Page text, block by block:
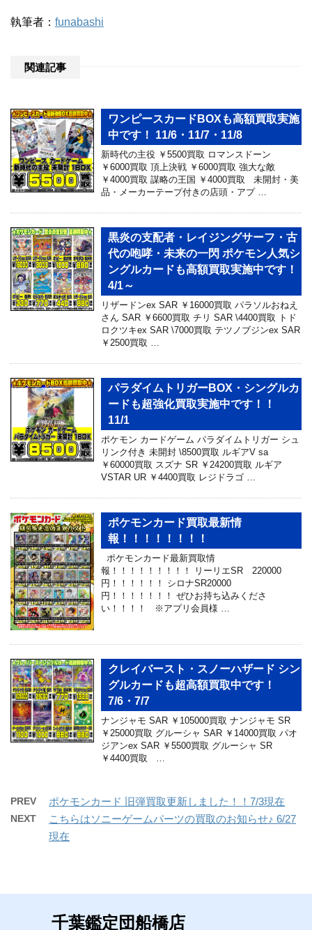
執筆者： funabashi
関連記事
ワンピースカードBOXも高額買取実施
中です！ 11/6・11/7・11/8
新時代の主役 ￥5500買取 ロマンスドーン
￥6000買取 頂上決戦 ￥6000買取 強大な敵
￥4000買取 謀略の王国 ￥4000買取 未開封・美
品・メーカーテープ付きの店頭・アプ …
黒炎の支配者・レイジングサーフ・古
代の咆哮・未来の一閃 ポケモン人気シ
ングルカードも高額買取実施中です！
4/1～
リザードンex SAR ￥16000買取 パラソルおねえ
さん SAR ￥6600買取 チリ SAR \4400買取 トド
ロクツキex SAR \7000買取 テツノブジンex SAR
￥2500買取 …
パラダイムトリガーBOX・シングルカ
ードも超強化買取実施中です！！
11/1
ポケモン カードゲーム パラダイムトリガー シュ
リンク付き 未開封 \8500買取 ルギアV sa
￥60000買取 スズナ SR ￥24200買取 ルギア
VSTAR UR ￥4400買取 レジドラゴ …
ポケモンカード買取最新情
報！！！！！！！！
ポケモンカード最新買取情
報！！！！！！！！！ リーリエSR 220000
円！！！！！！ シロナSR20000
円！！！！！！！ ぜひお持ち込みくださ
い！！！！ ※アプリ会員様 …
クレイバースト・スノーハザード シン
グルカードも超高額買取中です！
7/6・7/7
ナンジャモ SAR ￥105000買取 ナンジャモ SR
￥25000買取 グルーシャ SAR ￥14000買取 パオ
ジアンex SAR ￥5500買取 グルーシャ SR
￥4400買取 …
PREV ポケモンカード 旧弾買取更新しました！！7/3現在
NEXT
こちらはソニーゲームパーツの買取のお知らせ♪ 6/27
現在
千葉鑑定団船橋店